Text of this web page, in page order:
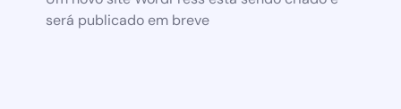
será publicado em breve